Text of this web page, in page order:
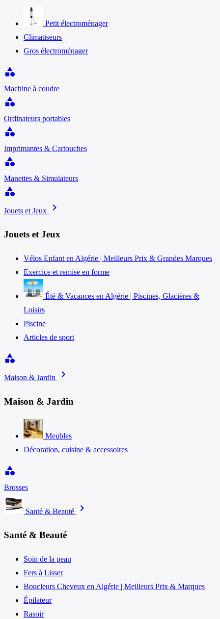
Petit électroménager
Climatiseurs
Gros électroménager
category
Machine à coudre
category
Ordinateurs portables
category
Imprimantes & Cartouches
category
Manettes & Simulateurs
category
Jouets et Jeux chevron_right
Jouets et Jeux
Vélos Enfant en Algérie | Meilleurs Prix & Grandes Marques
Exercice et remise en forme
Été & Vacances en Algérie | Piscines, Glacières &
Loisirs
Piscine
Articles de sport
category
Maison & Jardin chevron_right
Maison & Jardin
Meubles
Décoration, cuisine & accessoires
category
Brosses
Santé & Beauté chevron_right
Santé & Beauté
Soin de la peau
Fers à Lisser
Boucleurs Cheveux en Algérie | Meilleurs Prix & Marques
Épilateur
Rasoir